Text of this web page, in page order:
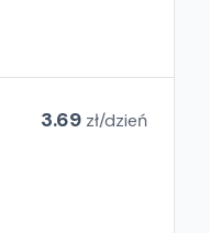
3.69 zł/dzień